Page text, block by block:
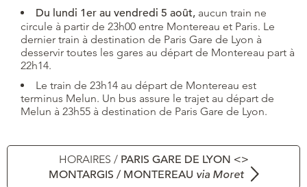
Du lundi 1er au vendredi 5 août, aucun train ne
circule à partir de 23h00 entre Montereau et Paris. Le
dernier train à destination de Paris Gare de Lyon à
desservir toutes les gares au départ de Montereau part à
22h14.
Le train de 23h14 au départ de Montereau est
terminus Melun. Un bus assure le trajet au départ de
Melun à 23h55 à destination de Paris Gare de Lyon.
HORAIRES / PARIS GARE DE LYON <>
MONTARGIS / MONTEREAU via Moret